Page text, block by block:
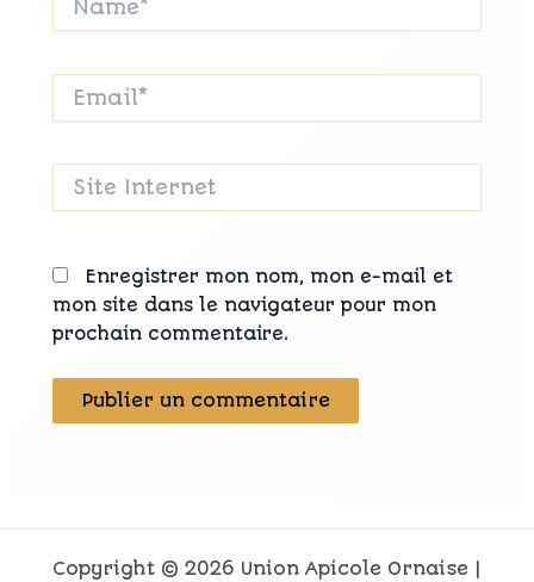
Email*
Site
Internet
Enregistrer mon nom, mon e-mail et
mon site dans le navigateur pour mon
prochain commentaire.
Copyright © 2026 Union Apicole Ornaise |